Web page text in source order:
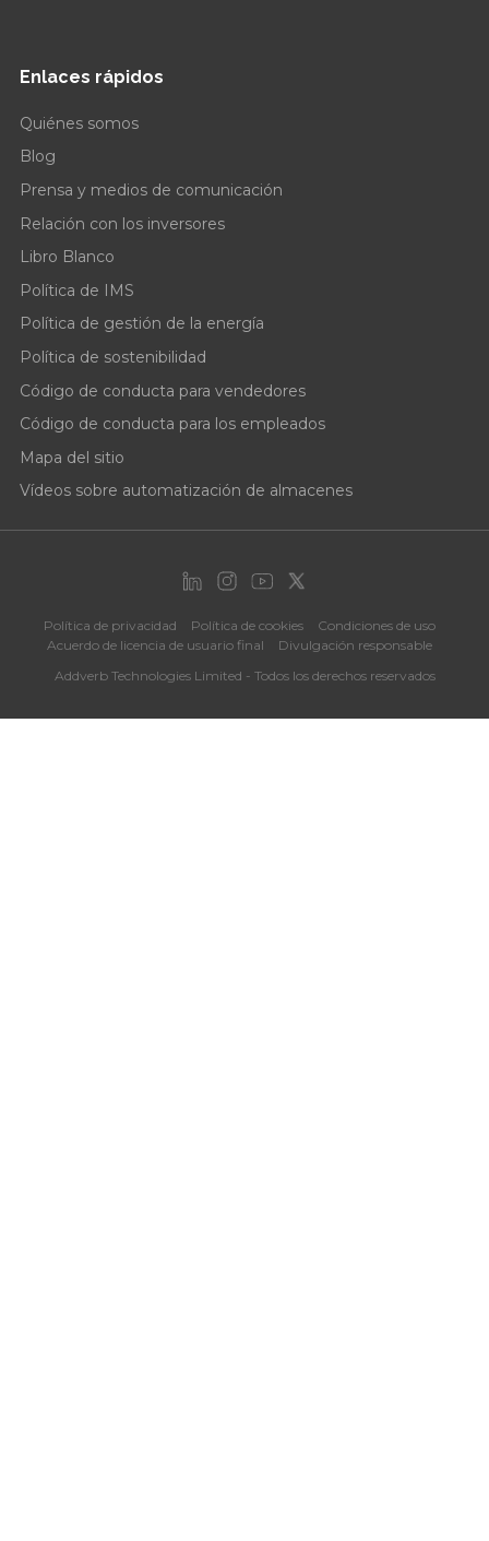
Enlaces rápidos
Quiénes somos
Blog
Prensa y medios de comunicación
Relación con los inversores
Libro Blanco
Política de IMS
Política de gestión de la energía
Política de sostenibilidad
Código de conducta para vendedores
Código de conducta para los empleados
Mapa del sitio
Vídeos sobre automatización de almacenes
Política de privacidad Política de cookies
Condiciones de uso
Acuerdo de licencia de usuario final
Divulgación responsable
Addverb Technologies Limited - Todos los derechos reservados